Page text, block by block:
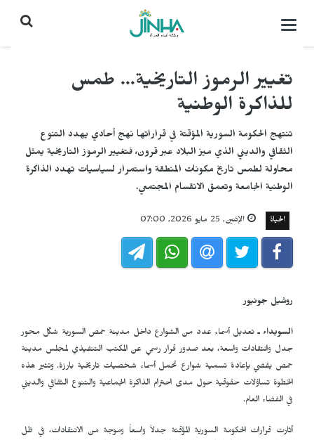
التحكم
تغيير الرموز التاريخية... طمس
للذاكرة الوطنية
تنتهج الحكومة السورية المؤقتة في قراراتها نهج أحادي يهدد التنوع
الثقافي والديني الذي ميز البلاد عبر قرون، فتغيير الرموز التاريخية يمثل
محاولة لطمس تاريخ مكونات المنطقة واستمرار لسياسيات تهدد الذاكرة
الوطنية الجامعة وتعمق الانقسام المجتمعي.
الحياة الإثنين, 25 مايو 2026, 07:00
روشيل جونيور
السويداء ـتعديل أسماء عدد من الشوارع داخل مدينة حمص السورية شكّل محور
جدل وانتقادات واسعة، بعد صدور قرار رسمي عن المكتب التنفيذي لمجلس مدينة
حمص يقضي بإعادة تسمية شوارع تحمل أسماء شخصيات تاريخية بارزة. وتثير هذه
الخطوة تساؤلات حقوقية حول مدى احترام الذاكرة الجماعية والتنوع الثقافي والديني
في الفضاء العام.
أثارت قرارات الحكومة السورية المؤقتة جدلاً واسعاً وموجة من الانتقادات، في ظل